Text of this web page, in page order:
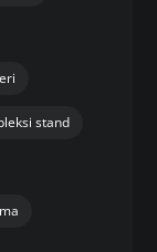
stand